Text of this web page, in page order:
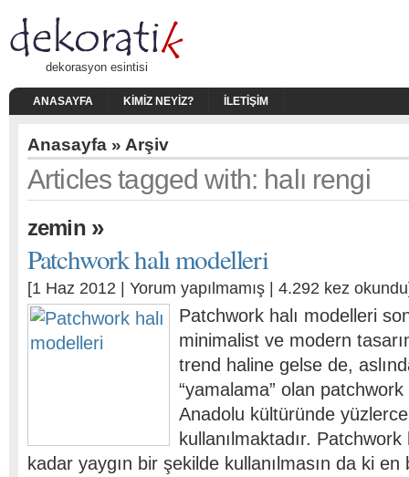
dekorasyon esintisi
ANASAYFA KIMIZ NEYIZ? İLETIŞIM
Anasayfa » Arşiv
Articles tagged with: halı rengi
zemin»
Patchwork halı modelleri
[1 Haz 2012 | Yorum yapılmamış | 4.292 kez
Patchwork halı modelleri
minimalist ve modern
trend haline gelse de,
“yamalama” olan patchwork
Anadolu kültüründe yüzlerce
kullanılmaktadır.
kadar yaygın bir şekilde kullanılmasın da ki